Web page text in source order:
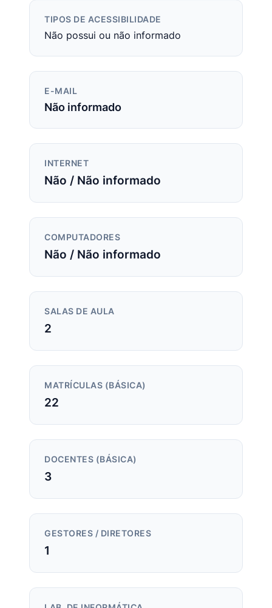
TIPOS DE ACESSIBILIDADE
Não possui ou não informado
E-MAIL
Não informado
INTERNET
Não / Não informado
COMPUTADORES
Não / Não informado
SALAS DE AULA
2
MATRÍCULAS (BÁSICA)
22
DOCENTES (BÁSICA)
3
GESTORES / DIRETORES
1